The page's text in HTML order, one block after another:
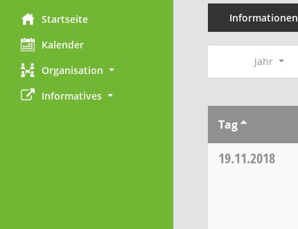
Startseite
Kalender
Organisation
Informatives
Informationen
Jahr
Tag
19.11.2018